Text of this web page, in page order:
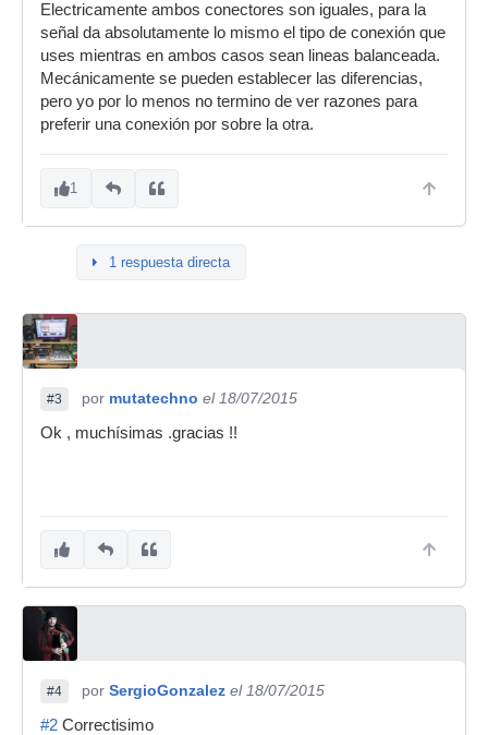
Electricamente ambos conectores son iguales, para la
señal da absolutamente lo mismo el tipo de conexión que
uses mientras en ambos casos sean lineas balanceada.
Mecánicamente se pueden establecer las diferencias,
pero yo por lo menos no termino de ver razones para
preferir una conexión por sobre la otra.
1
1 respuesta directa
#3 por mutatechno el 18/07/2015
Ok , muchísimas .gracias !!
#4 por SergioGonzalez el 18/07/2015
#2 Correctisimo